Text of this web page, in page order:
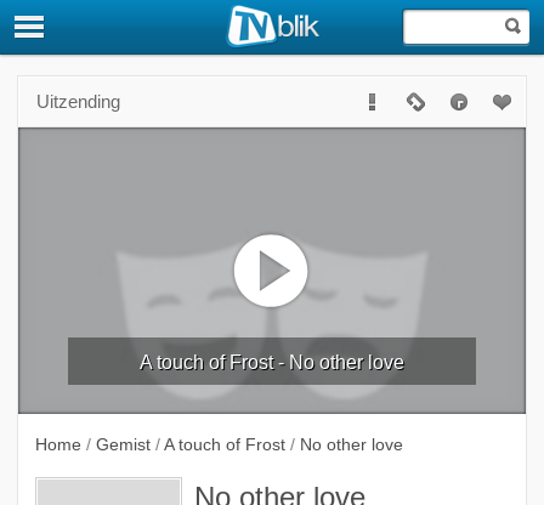
Uitzending
A touch of Frost - No other love
Home / Gemist / A touch of Frost / No other love
No other love